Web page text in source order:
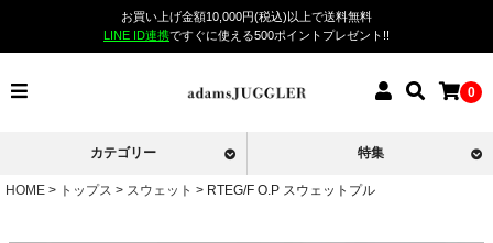
お買い上げ金額10,000円(税込)以上で送料無料
LINE ID連携ですぐに使える500ポイントプレゼント!!
0
カテゴリー 特集
HOME トップス スウェット RTEG/F O.P スウェットプル